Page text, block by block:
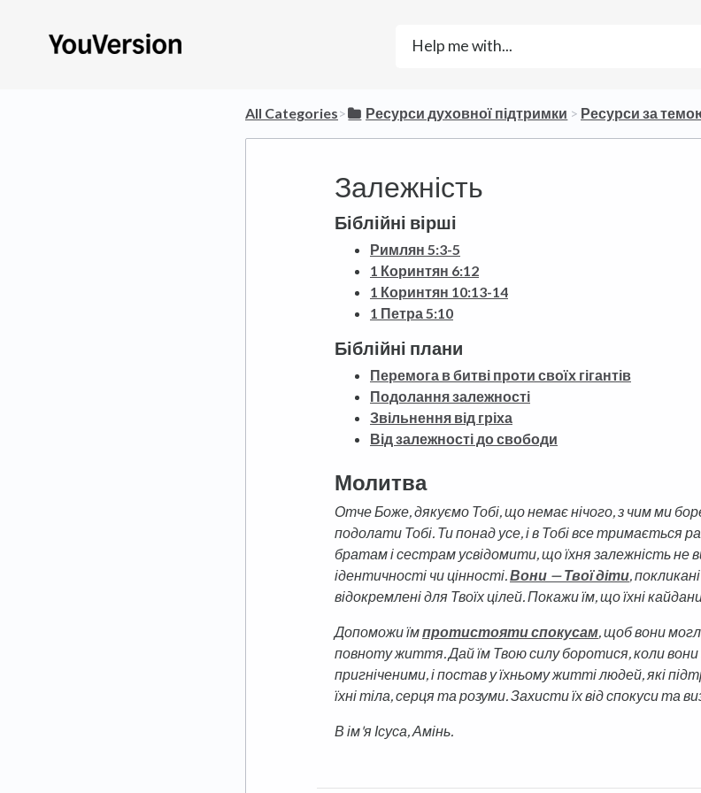
All Categories​>​ ​Ресурси духовної підтримки ​ > ​ ​Ресурси за
Залежність
Біблійні вірші
Римлян 5:3-5
1 Коринтян 6:12
1 Коринтян 10:13-14
1 Петра 5:10
Біблійні плани
Перемога в битві проти своїх гігантів
Подолання залежності
Звільнення від гріха
Від залежності до свободи
Молитва
Отче Боже, дякуємо Тобі, що немає нічого, з чим ми
подолати Тобі. Ти понад усе, і в Тобі все тримається
братам і сестрам усвідомити, що їхня залежність не
ідентичності чи цінності.Вони — Твої діти,
відокремлені для Твоїх цілей. Покажи їм, що їхні
Допоможи їмпротистояти спокусам, щоб вони
повноту життя. Дай їм Твою силу боротися, коли вони
пригніченими, і постав у їхньому житті людей, які
їхні тіла, серця та розуми. Захисти їх від спокуси та
В ім'я Ісуса, Амінь.